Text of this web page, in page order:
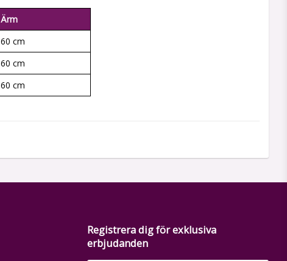
Ärm
60 cm
60 cm
60 cm
Registrera dig för exklusiva
erbjudanden